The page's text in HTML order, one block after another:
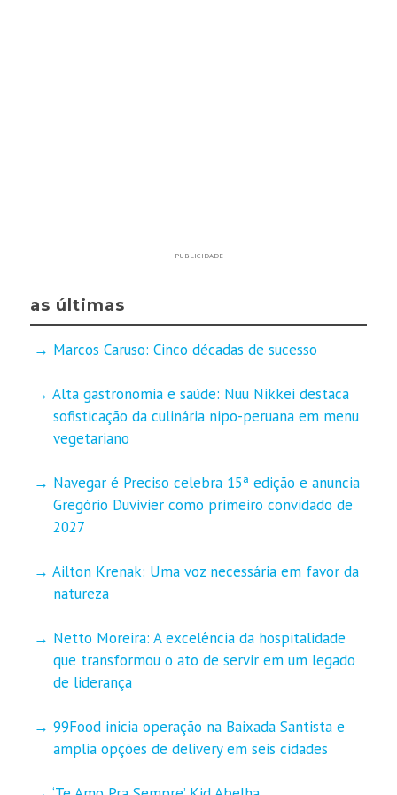
PUBLICIDADE
as últimas
Marcos Caruso: Cinco décadas de sucesso
Alta gastronomia e saúde: Nuu Nikkei destaca
sofisticação da culinária nipo-peruana em menu
vegetariano
Navegar é Preciso celebra 15ª edição e anuncia
Gregório Duvivier como primeiro convidado de
2027
Ailton Krenak: Uma voz necessária em favor da
natureza
Netto Moreira: A excelência da hospitalidade
que transformou o ato de servir em um legado
de liderança
99Food inicia operação na Baixada Santista e
amplia opções de delivery em seis cidades